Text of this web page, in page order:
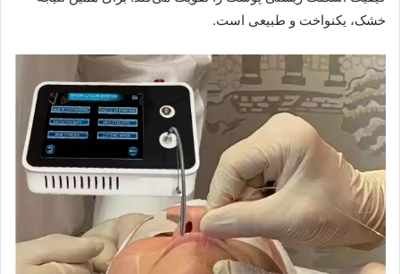
خشک، یکنواخت و طبیعی است.